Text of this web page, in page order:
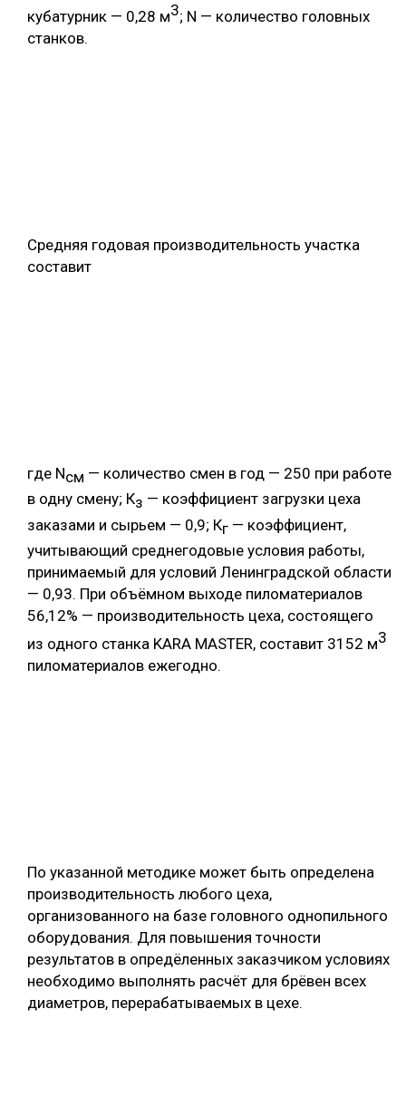
кубатурник — 0,28 м3; N — количество головных
станков.
Средняя годовая производительность участка
составит
где Nсм — количество смен в год — 250 при работе
в одну смену; Кз — коэффициент загрузки цеха
заказами и сырьем — 0,9; Кг — коэффициент,
учитывающий среднегодовые условия работы,
принимаемый для условий Ленинградской области
— 0,93. При объёмном выходе пиломатериалов
56,12% — производительность цеха, состоящего
из одного станка KARA MASTER, составит 3152 м3
пиломатериалов ежегодно.
По указанной методике может быть определена
производительность любого цеха,
организованного на базе головного однопильного
оборудования. Для повышения точности
результатов в опредёленных заказчиком условиях
необходимо выполнять расчёт для брёвен всех
диаметров, перерабатываемых в цехе.